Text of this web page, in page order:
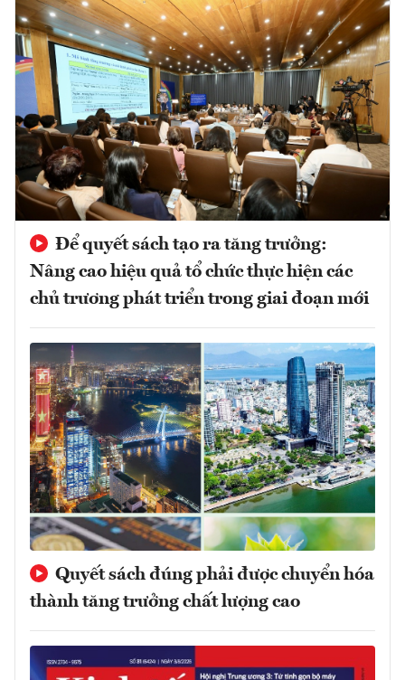
Để quyết sách tạo ra tăng trưởng:
Nâng cao hiệu quả tổ chức thực hiện các
chủ trương phát triển trong giai đoạn mới
Quyết sách đúng phải được chuyển hóa
thành tăng trưởng chất lượng cao